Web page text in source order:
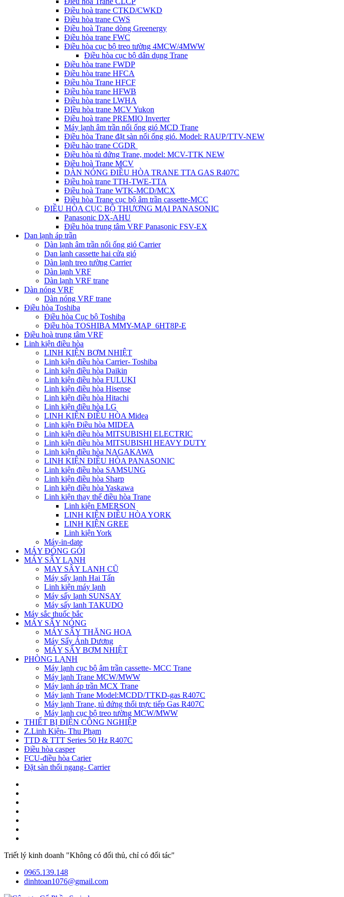
Điều hoà trane CTKD/CWKD
Điều hòa trane CWS
Điều hoà Trane dòng Greenergy
Điều hòa trane FWC
Điều hòa cục bộ treo tường 4MCW/4MWW
Điều hòa cục bộ dân dụng Trane
Điều hòa trane FWDP
Điều hòa trane HFCA
Điều hòa Trane HFCF
Điều hòa trane HFWB
Điều hòa trane LWHA
ĐIều hòa trane MCV Yukon
Điều hoà trane PREMIO Inverter
Máy lạnh âm trần nối ống gió MCD Trane
Điều hòa Trane đặt sàn nối ống gió. Model: RAUP/TTV-NEW
Điều hào trane CGDR
Điều hòa tủ đứng Trane, model: MCV-TTK NEW
Điều hoà Trane MCV
DÀN NÓNG ĐIỀU HÒA TRANE TTA GAS R407C
Điều hoà trane TTH-TWE-TTA
Điều hoà Trane WTK-MCD/MCX
Điều hòa Trane cục bộ âm trần cassette-MCC
ĐIỀU HÒA CỤC BỘ THƯƠNG MẠI PANASONIC
Panasonic DX-AHU
Điều hòa trung tâm VRF Panasonic FSV-EX
Dan lạnh áp trần
Dàn lạnh âm trần nối ống gió Carrier
Dan lanh cassette hai cửa gió
Dàn lạnh treo tường Carrier
Dàn lạnh VRF
Dàn lạnh VRF trane
Dàn nóng VRF
Dàn nóng VRF trane
Điều hòa Toshiba
Điều hòa Cục bộ Toshiba
Điều hòa TOSHIBA MMY-MAP_6HT8P-E
Điều hoà trung tâm VRF
Linh kiện điều hòa
LINH KIỆN BƠM NHIỆT
Linh kiện điều hòa Carrier- Toshiba
Linh kiện điều hòa Daikin
Linh kiện điều hòa FULUKI
Linh kiện điều hòa Hisense
Linh kiện điều hòa Hitachi
Linh kiện điều hòa LG
LINH KIỆN ĐIỀU HÒA Midea
Linh kiện Điều hòa MIDEA
Linh kiện điều hòa MITSUBISHI ELECTRIC
Linh kiện điều hòa MITSUBISHI HEAVY DUTY
Linh kiện điều hòa NAGAKAWA
LINH KIỆN ĐIỀU HÒA PANASONIC
Linh kiện điều hòa SAMSUNG
Linh kiện điều hòa Sharp
Linh kiện điều hòa Yaskawa
Linh kiện thay thế điều hòa Trane
Linh kiện EMERSON
LINH KIỆN ĐIỀU HÒA YORK
LINH KIỆN GREE
Linh kiện York
Máy-in-date
MÁY ĐÓNG GÓI
MÁY SẤY LẠNH
MAY SÂY LANH CŨ
Máy sấy lạnh Hai Tấn
Linh kiện máy lạnh
Máy sấy lạnh SUNSAY
Máy sấy lanh TAKUDO
Máy sắc thuốc bắc
MÁY SẤY NÓNG
MÁY SẤY THĂNG HOA
Máy Sấy Ánh Dương
MÁY SẤY BƠM NHIỆT
PHÒNG LẠNH
Máy lạnh cục bộ âm trần cassette- MCC Trane
Máy lạnh Trane MCW/MWW
Máy lạnh áp trần MCX Trane
Máy lạnh Trane Model:MCDD/TTKD-gas R407C
Máy lạnh Trane, tủ đứng thổi trực tiếp Gas R407C
Máy lạnh cục bộ treo tường MCW/MWW
THIẾT BỊ ĐIỆN CÔNG NGHIỆP
Z.Linh Kiện- Thu Phạm
TTD & TTT Series 50 Hz R407C
Điều hòa casper
FCU-điều hòa Carier
Đặt sàn thổi ngang- Carrier
Triết lý kinh doanh "Không có đối thủ, chỉ có đối tác"
0965.139.148
dinhtoan1076@gmail.com